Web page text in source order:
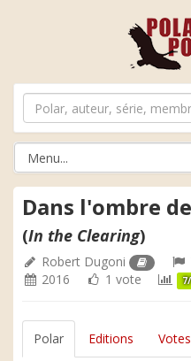
Dans l'ombre
(In the Clearing)
Robert Dugoni
2016
1 vote
Polar Editions Votes